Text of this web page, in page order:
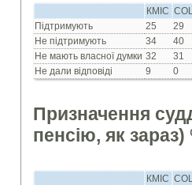
КМІС
Підтримують
25 29
Не підтримують
34 40
Не мають власної думки 32 31
Не дали відповіді
9 0
Призначення
пенсію, як зараз)
КМІС